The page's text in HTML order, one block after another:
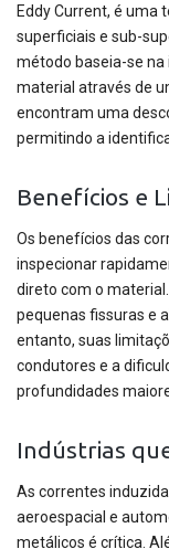
Eddy Current, é
superficiais e sub-
método baseia-se
material através de
encontram uma
permitindo a
Benefícios e
Os benefícios das
inspecionar
direto com o
pequenas fissuras e
entanto, suas
condutores e a
profundidades
Indústrias
As correntes
aeroespacial e
metálicos é crítica.